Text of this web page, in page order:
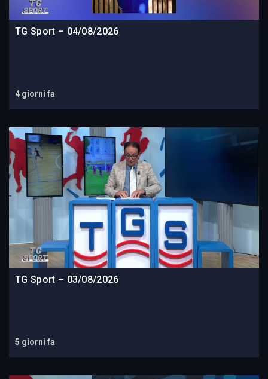
TG Sport – 04/08/2026
4 giorni fa
TG Sport – 03/08/2026
5 giorni fa